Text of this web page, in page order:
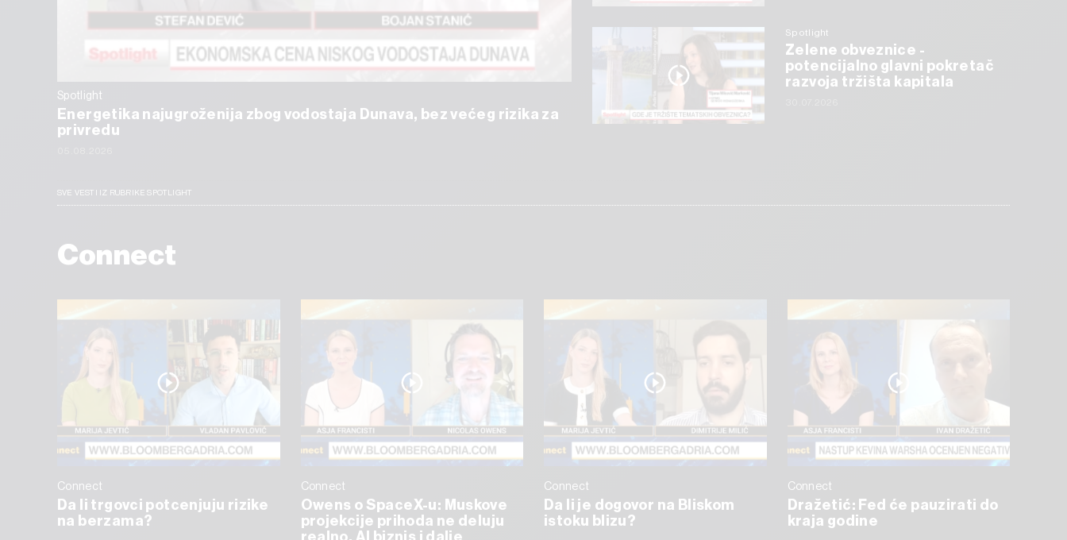
Spotlight
Energetika najugroženija zbog vodostaja Dunava, bez većeg rizika za
privredu
Spotlight
Zelene obveznice -
potencijalno glavni pokretač
razvoja tržišta kapitala
SVE VESTI IZ RUBRIKE SPOTLIGHT
Connect
Connect
Da li trgovci potcenjuju rizike
na berzama?
Connect
Owens o SpaceX-u: Muskove
projekcije prihoda ne deluju
Connect
Da li je dogovor na Bliskom
istoku blizu?
Connect
Dražetić: Fed će pauzirati do
kraja godine